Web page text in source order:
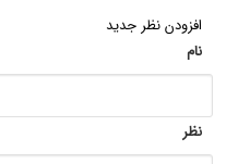
افزودن نظر جدید
نام
نظر